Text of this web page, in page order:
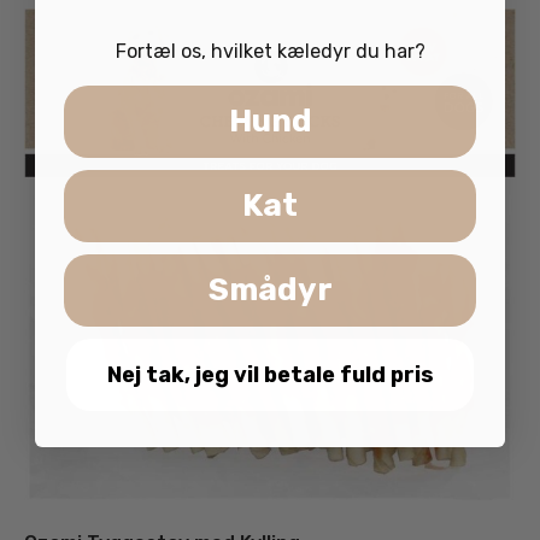
Fortæl os, hvilket kæledyr du har?
Hund
Kat
Smådyr
Nej tak, jeg vil betale fuld pris